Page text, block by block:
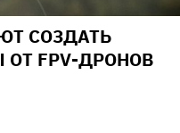
СОЗДАТЬ
FPV-ДРОНОВ